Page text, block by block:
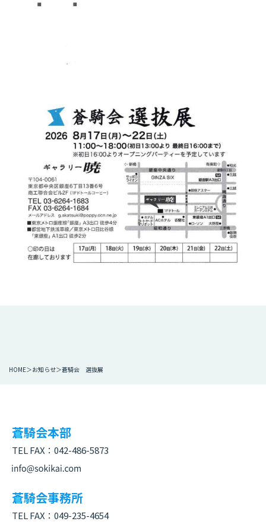
HOME お知らせ 蒼騎会 選抜展
蒼騎会本部
TEL FAX： 042-486-5873
蒼騎会事務所
TEL FAX： 049-235-4654